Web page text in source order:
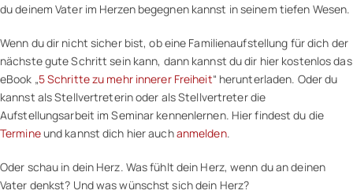
du deinem Vater im Herzen begegnen kannst in seinem tiefen Wesen.
Wenn du dir nicht sicher bist, ob eine Familienaufstellung für dich der
nächste gute Schritt sein kann, dann kannst du dir hier kostenlos das
eBook „5 Schritte zu mehr innerer Freiheit“ herunterladen. Oder du
kannst als Stellvertreterin oder als Stellvertreter die
Aufstellungsarbeit im Seminar kennenlernen. Hier findest du die
Termineund kannst dich hier auchanmelden.
Oder schau in dein Herz. Was fühlt dein Herz, wenn du an deinen
Vater denkst? Und was wünschst sich dein Herz?